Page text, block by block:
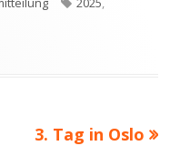
Nächster
3. Tag in Oslo